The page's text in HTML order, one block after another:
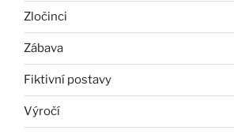
Zločinci
Zábava
Fiktivní postavy
Výročí